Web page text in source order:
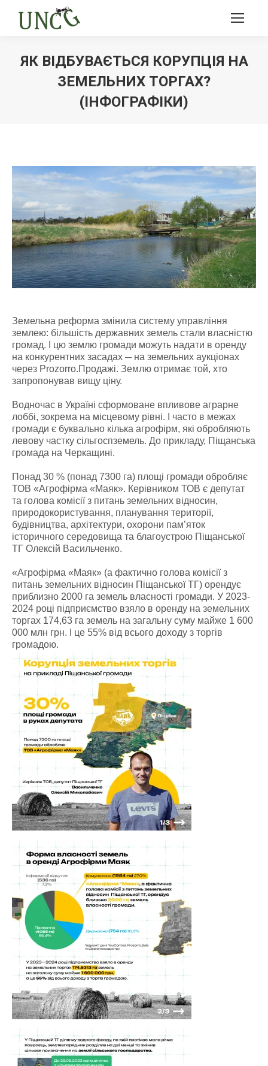
ЯК ВІДБУВАЄТЬСЯ КОРУПЦІЯ НА
ЗЕМЕЛЬНИХ ТОРГАХ?
(ІНФОГРАФІКИ)
Земельна реформа змінила систему управління
землею: більшість державних земель стали власністю
громад. І цю землю громади можуть надати в оренду
на конкурентних засадах ─ на земельних аукціонах
через Prozorro.Продажі. Землю отримає той, хто
запропонував вищу ціну.
Водночас в Україні сформоване впливове аграрне
лоббі, зокрема на місцевому рівні. І часто в межах
громади є буквально кілька агрофірм, які обробляють
левову частку сільгоспземель. До прикладу, Піщанська
громада на Черкащині.
Понад 30 % (понад 7300 га) площі громади обробляє
ТОВ «Агрофірма «Маяк». Керівником ТОВ є депутат
та голова комісії з питань земельних відносин,
природокористування, планування території,
будівництва, архітектури, охорони пам’яток
історичного середовища та благоустрою Піщанської
ТГ Олексій Васильченко.
«Агрофірма «Маяк» (а фактично голова комісії з
питань земельних відносин Піщанської ТГ) орендує
приблизно 2000 га земель власності громади. У 2023-
2024 році підприємство взяло в оренду на земельних
торгах 174,63 га земель на загальну суму майже 1 600
000 млн грн. І це 55% від всього доходу з торгів
громадою.